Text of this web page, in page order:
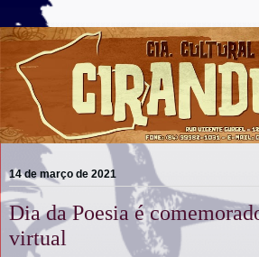
14 de março de 2021
Dia da Poesia é
virtual